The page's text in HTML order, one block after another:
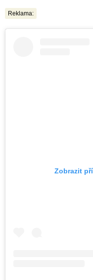
Reklama:
Zobrazit